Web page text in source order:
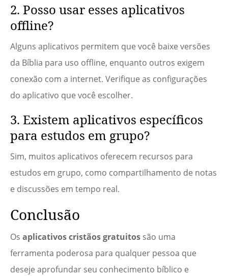
2. Posso usar esses aplicativos
offline?
Alguns aplicativos permitem que você baixe versões
da Bíblia para uso offline, enquanto outros exigem
conexão com a internet. Verifique as configurações
do aplicativo que você escolher.
3. Existem aplicativos específicos
para estudos em grupo?
Sim, muitos aplicativos oferecem recursos para
estudos em grupo, como compartilhamento de notas
e discussões em tempo real.
Conclusão
Os aplicativos cristãos gratuitos são uma
ferramenta poderosa para qualquer pessoa que
deseje aprofundar seu conhecimento bíblico e